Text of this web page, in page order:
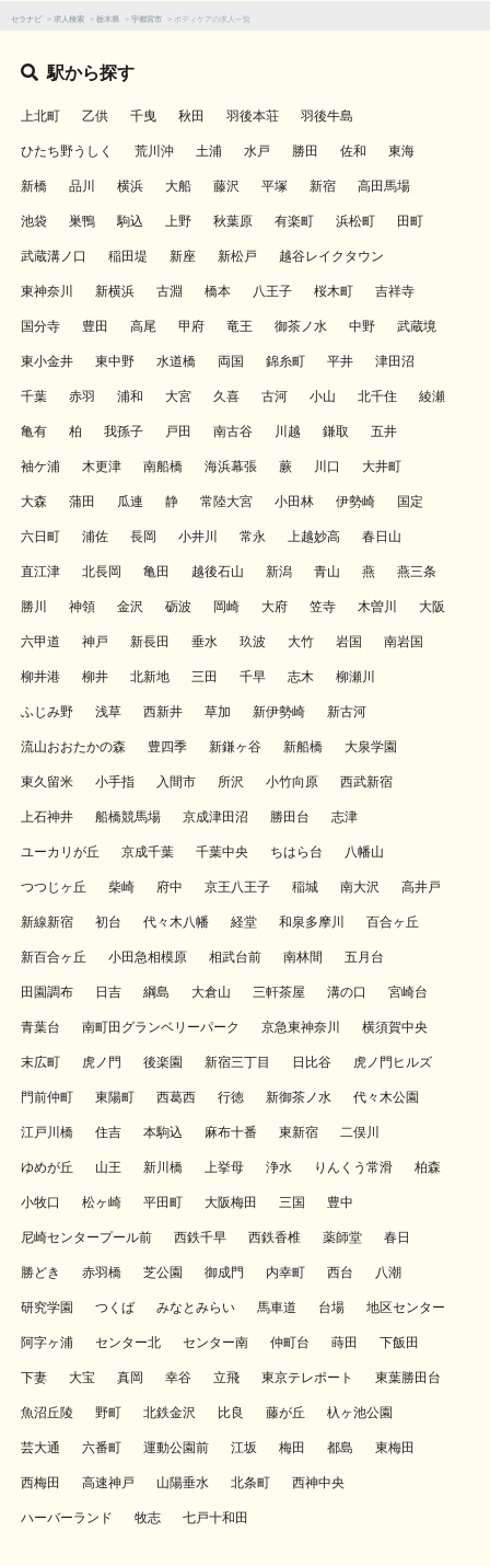
セラナビ > 求人検索 > 栃木県 > 宇都宮市 > ボディケアの求人一覧
駅から探す
上北町 乙供 千曳 秋田 羽後本荘 羽後牛島
ひたち野うしく 荒川沖 土浦 水戸 勝田 佐和 東海
新橋 品川 横浜 大船 藤沢 平塚 新宿 高田馬場
池袋 巣鴨 駒込 上野 秋葉原 有楽町 浜松町 田町
武蔵溝ノ口 稲田堤 新座 新松戸 越谷レイクタウン
東神奈川 新横浜 古淵 橋本 八王子 桜木町 吉祥寺
国分寺 豊田 高尾 甲府 竜王 御茶ノ水 中野 武蔵境
東小金井 東中野 水道橋 両国 錦糸町 平井 津田沼
千葉 赤羽 浦和 大宮 久喜 古河 小山 北千住 綾瀬
亀有 柏 我孫子 戸田 南古谷 川越 鎌取 五井
袖ケ浦 木更津 南船橋 海浜幕張 蕨 川口 大井町
大森 蒲田 瓜連 静 常陸大宮 小田林 伊勢崎 国定
六日町 浦佐 長岡 小井川 常永 上越妙高 春日山
直江津 北長岡 亀田 越後石山 新潟 青山 燕 燕三条
勝川 神領 金沢 砺波 岡崎 大府 笠寺 木曽川 大阪
六甲道 神戸 新長田 垂水 玖波 大竹 岩国 南岩国
柳井港 柳井 北新地 三田 千早 志木 柳瀬川
ふじみ野 浅草 西新井 草加 新伊勢崎 新古河
流山おおたかの森 豊四季 新鎌ヶ谷 新船橋 大泉学園
東久留米 小手指 入間市 所沢 小竹向原 西武新宿
上石神井 船橋競馬場 京成津田沼 勝田台 志津
ユーカリが丘 京成千葉 千葉中央 ちはら台 八幡山
つつじヶ丘 柴崎 府中 京王八王子 稲城 南大沢 高井戸
新線新宿 初台 代々木八幡 経堂 和泉多摩川 百合ヶ丘
新百合ヶ丘 小田急相模原 相武台前 南林間 五月台
田園調布 日吉 綱島 大倉山 三軒茶屋 溝の口 宮崎台
青葉台 南町田グランベリーパーク 京急東神奈川 横須賀中央
末広町 虎ノ門 後楽園 新宿三丁目 日比谷 虎ノ門ヒルズ
門前仲町 東陽町 西葛西 行徳 新御茶ノ水 代々木公園
江戸川橋 住吉 本駒込 麻布十番 東新宿 二俣川
ゆめが丘 山王 新川橋 上挙母 浄水 りんくう常滑 柏森
小牧口 松ヶ崎 平田町 大阪梅田 三国 豊中
尼崎センタープール前 西鉄千早 西鉄香椎 薬師堂 春日
勝どき 赤羽橋 芝公園 御成門 内幸町 西台 八潮
研究学園 つくば みなとみらい 馬車道 台場 地区センター
阿字ヶ浦 センター北 センター南 仲町台 蒔田 下飯田
下妻 大宝 真岡 幸谷 立飛 東京テレポート 東葉勝田台
魚沼丘陵 野町 北鉄金沢 比良 藤が丘 杁ヶ池公園
芸大通 六番町 運動公園前 江坂 梅田 都島 東梅田
西梅田 高速神戸 山陽垂水 北条町 西神中央
ハーバーランド 牧志 七戸十和田